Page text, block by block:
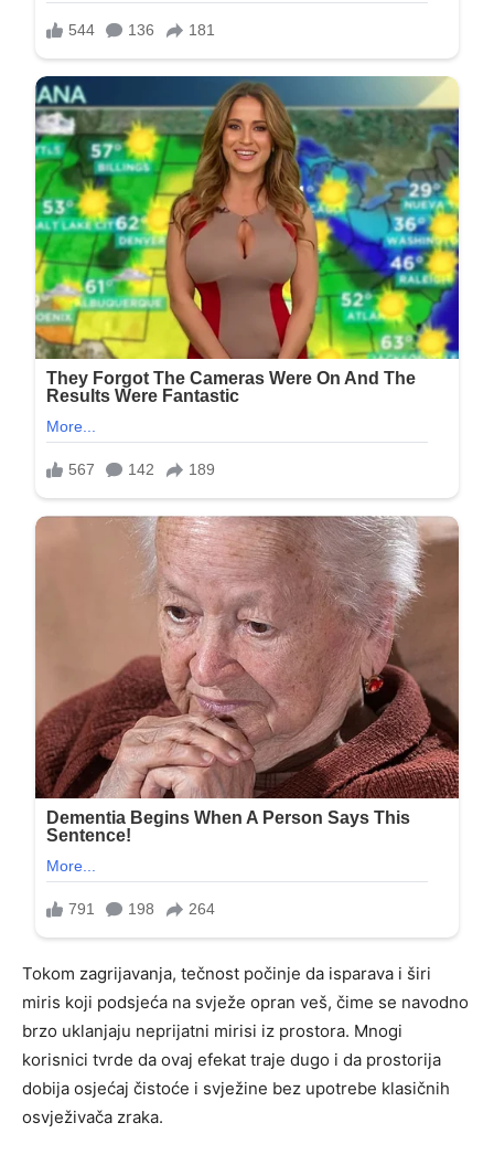
Tokom zagrijavanja, tečnost počinje da isparava i širi
miris koji podsjeća na svježe opran veš, čime se navodno
brzo uklanjaju neprijatni mirisi iz prostora. Mnogi
korisnici tvrde da ovaj efekat traje dugo i da prostorija
dobija osjećaj čistoće i svježine bez upotrebe klasičnih
osvježivača zraka.